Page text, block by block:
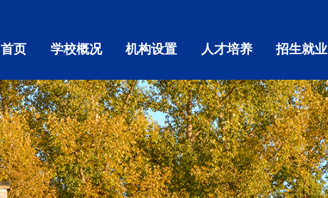
首页 学校概况 机构设置 人才培养 招生就业